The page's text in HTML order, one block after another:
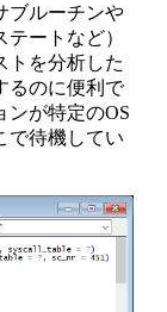
ブルーチンや
ートなど）
トを分析した
るのに便利で
ンが特定のOS
で待機してい